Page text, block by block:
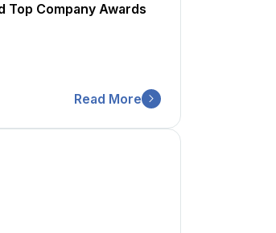
Top Company Awards
Read More